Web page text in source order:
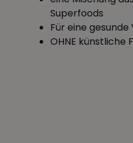
Superfoods
Für eine gesunde
OHNE